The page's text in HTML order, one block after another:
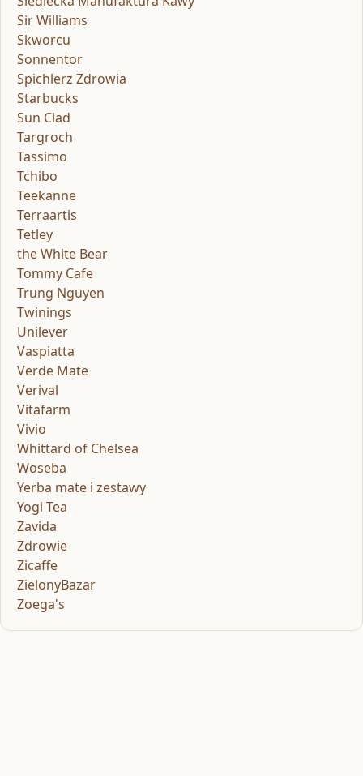
Sir Williams
Skworcu
Sonnentor
Spichlerz Zdrowia
Starbucks
Sun Clad
Targroch
Tassimo
Tchibo
Teekanne
Terraartis
Tetley
the White Bear
Tommy Cafe
Trung Nguyen
Twinings
Unilever
Vaspiatta
Verde Mate
Verival
Vitafarm
Vivio
Whittard of Chelsea
Woseba
Yerba mate i zestawy
Yogi Tea
Zavida
Zdrowie
Zicaffe
ZielonyBazar
Zoega's